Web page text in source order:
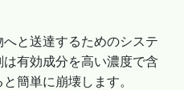
と送達するためのシステ
有効成分を高い濃度で含
簡単に崩壊します。